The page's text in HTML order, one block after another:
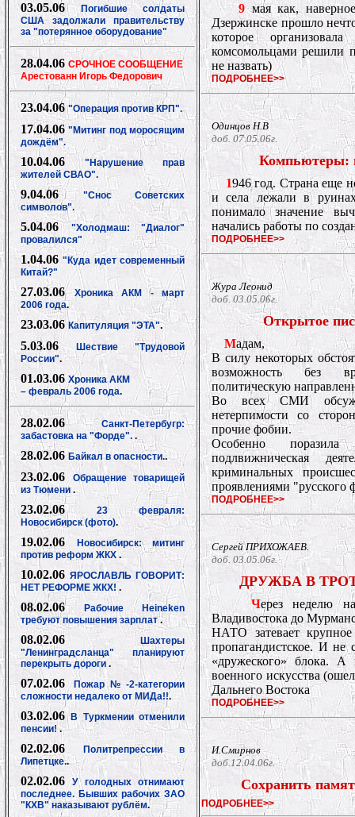
03.05.06
Погибшие солдаты
США задолжали правительству
за "потерянное оборудование"
28.04.06 СРОЧНОЕ СООБЩЕНИЕ
Арестованн Игорь Федорович
23.04.06"Операция против КРП".
17.04.06"Митинг под моросящим
дождём".
10.04.06 "Нарушение прав
жителей СВАО".
9.04.06
"Снос Советских
символов".
5.04.06"Холодмаш: "Диалог"
провалился"
1.04.06"Куда идет современный
Китай?"
27.03.06 Хроника АКМ - март
2006 года.
23.03.06Капитуляция "ЭТА".
5.03.06
Шествие "Трудовой
России".
01.03.06 Хроника АКМ
– февраль 2006 года.
28.02.06 Санкт-Петербугр:
забастовка на "Форде". .
28.02.06Байкал в опасности..
23.02.06
Обращение товарищей
из Тюмени .
23.02.06
23 февраля:
Новосибирск (фото).
19.02.06
Новосибирск: митинг
против реформ ЖКХ .
10.02.06 ЯРОСЛАВЛЬ ГОВОРИТ:
НЕТ РЕФОРМЕ ЖКХ! .
08.02.06
Рабочие Heineken
требуют повышения зарплат.
08.02.06Шахтеры
"Ленинградсланца" планируют
перекрыть дороги .
07.02.06 Пожар№-2-категории
сложности недалеко от МИДа!!.
03.02.06В Туркмении отменили
пенсии!.
02.02.06
Политрепрессии в
Липетцке..
02.02.06У голодных отнимают
последнее. Бывших рабочих ЗАО
"КХВ" наказывают рублём.
9мая как,
Дзержинске прошло
которое
комсомольцами решили
не назвать)
ПОДРОБНЕЕ>>
Одинцов Н.В
доб. 07.05.06г.
Компьютеры:
1946 год. Страна еще
и села лежали в
понимало значение
начались работы по
ПОДРОБНЕЕ>>
Жура Леонид
доб. 03.05.06г.
Открытое
Мадам,
В силу некоторых
возможность без
политическую
Во всех СМИ
нетерпимости со
прочие фобии.
Особенно
подлвижническая
криминальных
проявлениями "русского
ПОДРОБНЕЕ>>
Сергей ПРИХОЖАЕВ.
доб. 03.05.06г.
ДРУЖБА В
Через неделю
Владивостока до
НАТО затевает
пропагандистское. И не
«дружеского» блока.
военного искусства
Дальнего Востока
ПОДРОБНЕЕ>>
И.Смирнов
доб.12.04.06г.
Сохранить
ПОДРОБНЕЕ>>